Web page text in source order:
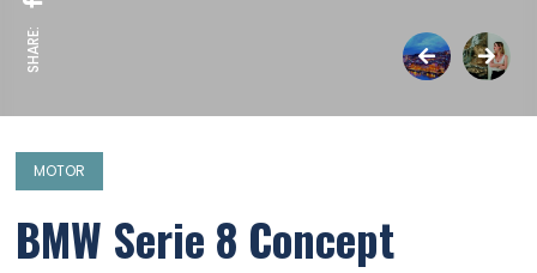
SHARE:
MOTOR
BMW Serie 8 Concept